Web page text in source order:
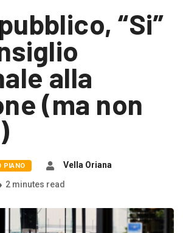
“Si”
alla
(ma non
PIANO
Vella Oriana
2 minutes read